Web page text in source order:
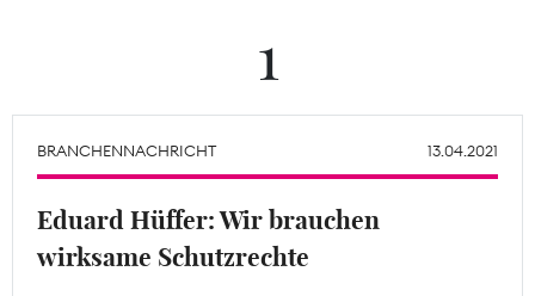
Mitgliederbereich
1
BRANCHENNACHRICHT 13.04.2021
Eduard Hüffer: Wir brauchen
wirksame Schutzrechte